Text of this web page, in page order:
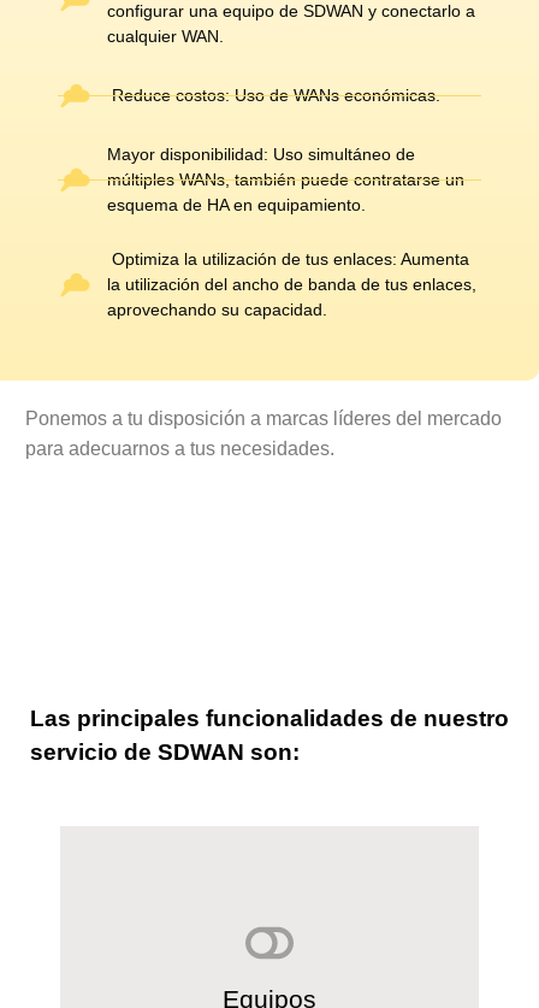
configurar una equipo de SDWAN y conectarlo a
cualquier WAN.
Reduce costos: Uso de WANs económicas.
Mayor disponibilidad: Uso simultáneo de
múltiples WANs, también puede contratarse un
esquema de HA en equipamiento.
Optimiza la utilización de tus enlaces: Aumenta
la utilización del ancho de banda de tus enlaces,
aprovechando su capacidad.
Ponemos a tu disposición a marcas líderes del mercado
para adecuarnos a tus necesidades.
Las principales funcionalidades de nuestro
servicio de SDWAN son:
Equipos
Te permite cambiar automáticamente
enlace mientras mantiene intactas tus